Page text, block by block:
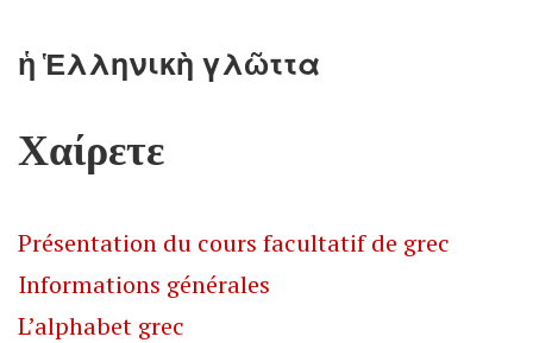
ἡ Ἑλληνικὴ γλῶττα
Χαίρετε
Présentation du cours facultatif de grec
Informations générales
L’alphabet grec